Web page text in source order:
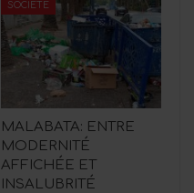
SOCIÉTÉ
MALABATA: ENTRE
MODERNITÉ
AFFICHÉE ET
INSALUBRITÉ